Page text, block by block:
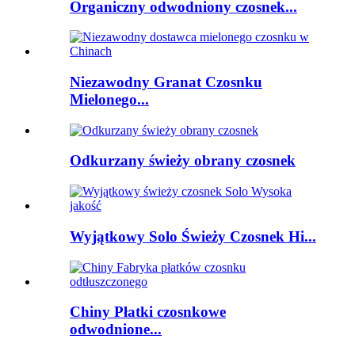
Organiczny odwodniony czosnek...
Niezawodny Granat Czosnku
Mielonego...
Odkurzany świeży obrany czosnek
Wyjątkowy Solo Świeży Czosnek Hi...
Chiny Płatki czosnkowe
odwodnione...